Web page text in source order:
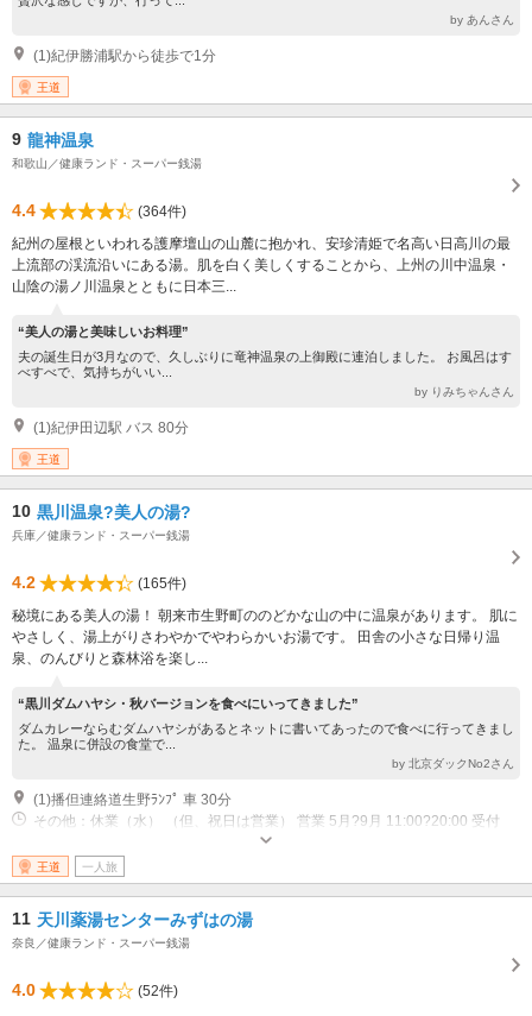
by あんさん
(1)紀伊勝浦駅から徒歩で1分
王道
9 龍神温泉
和歌山／健康ランド・スーパー銭湯
4.4
(364件)
紀州の屋根といわれる護摩壇山の山麓に抱かれ、安珍清姫で名高い日高川の最
上流部の渓流沿いにある湯。肌を白く美しくすることから、上州の川中温泉・
山陰の湯ノ川温泉とともに日本三...
“美人の湯と美味しいお料理”
夫の誕生日が3月なので、久しぶりに竜神温泉の上御殿に連泊しました。 お風呂はす
べすべで、気持ちがいい...
by りみちゃんさん
(1)紀伊田辺駅 バス 80分
王道
10 黒川温泉?美人の湯?
兵庫／健康ランド・スーパー銭湯
4.2
(165件)
秘境にある美人の湯！ 朝来市生野町ののどかな山の中に温泉があります。 肌に
やさしく、湯上がりさわやかでやわらかいお湯です。 田舎の小さな日帰り温
泉、のんびりと森林浴を楽し...
“黒川ダムハヤシ・秋バージョンを食べにいってきました”
ダムカレーならむダムハヤシがあるとネットに書いてあったので食べに行ってきまし
た。 温泉に併設の食堂で...
by 北京ダックNo2さん
(1)播但連絡道生野ﾗﾝﾌﾟ 車 30分
その他：休業（水） （但、祝日は営業） 営業 5月?9月 11:00?20:00 受付
19:00 営業 10月?4月 11:00?19:00 受付18:30
王道 一人旅
11 天川薬湯センターみずはの湯
奈良／健康ランド・スーパー銭湯
4.0 (52件)